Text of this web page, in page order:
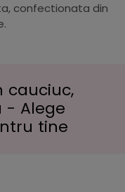
confectionata din
cauciuc,
- Alege
tine